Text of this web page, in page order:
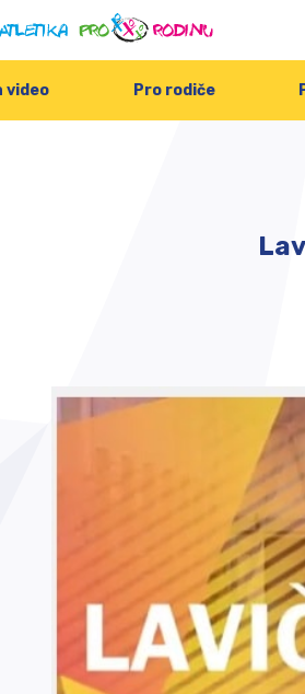
video Pro rodiče